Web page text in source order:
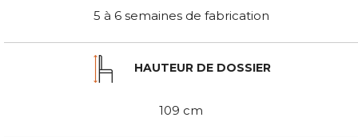
5 à 6 semaines de fabrication
HAUTEUR DE DOSSIER
109 cm